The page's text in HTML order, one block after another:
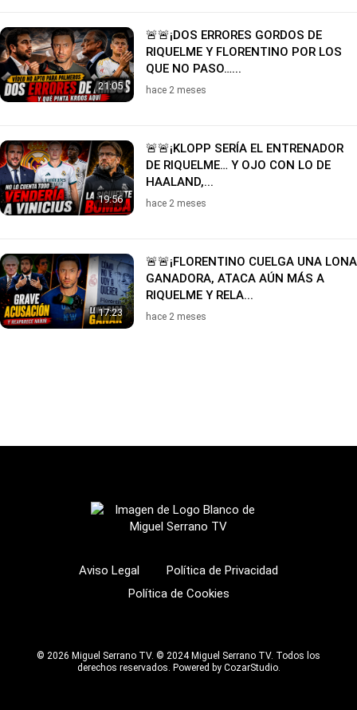
21:05
🚨🚨¡DOS ERRORES GORDOS DE
RIQUELME Y FLORENTINO POR LOS
QUE NO PASO…...
hace 2 meses
19:56
🚨🚨¡KLOPP SERÍA EL ENTRENADOR
DE RIQUELME… Y OJO CON LO DE
HAALAND,...
hace 2 meses
17:23
🚨🚨¡FLORENTINO CUELGA UNA LONA
GANADORA, ATACA AÚN MÁS A
RIQUELME Y RELA...
hace 2 meses
Aviso Legal
Política de Privacidad
Política de Cookies
© 2026 Miguel Serrano TV. © 2024 Miguel Serrano TV. Todos los
derechos reservados. Powered by CozarStudio.